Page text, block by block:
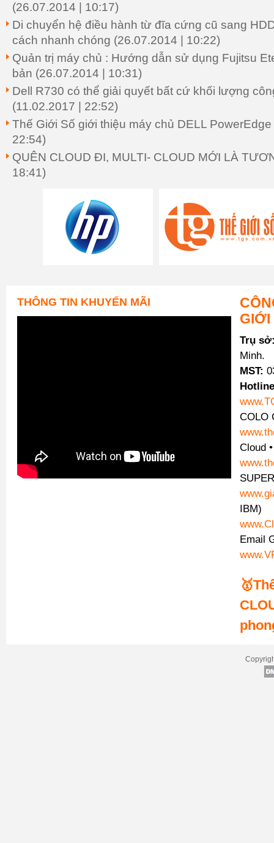
(26.07.2014 | 10:17)
Di chuyển hệ điều hành từ đĩa cứng cũ sang
cách nhanh chóng (26.07.2014 | 10:22)
Quản trị máy chủ : Hướng dẫn sử dụng Fujitsu
bản (26.07.2014 | 10:31)
Dell R730 có thể giải quyết bất cứ khối lượng
(11.02.2017 | 22:52)
Thế Giới Số giới thiệu máy chủ DELL
22:54)
QUÊN CLOUD ĐI, MULTI- CLOUD MỚI LÀ
18:41)
THÔNG TIN KHUYẾN MÃI
GIỚI
Trụ
Minh.
MST:
COLO
Cloud
IBM)
Email